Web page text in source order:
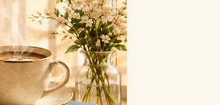
Next